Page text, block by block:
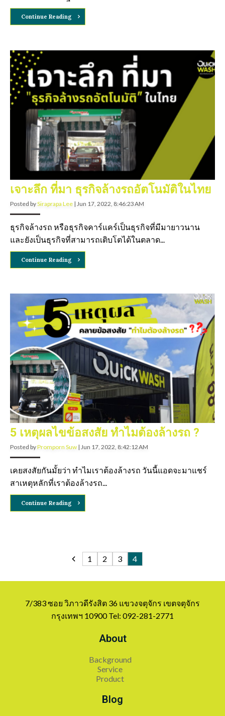
Continue Reading
เจาะลึก ที่มา ธุรกิจล้างรถอัตโนมัติในไทย
Posted bySiraprapa Lee | Jun 17, 2022, 8:46:23 AM
ธุรกิจล้างรถ หรือธุรกิจคาร์แคร์เป็นธุรกิจที่มีมายาวนาน
และยังเป็นธุรกิจที่สามารถเติบโตได้ในตลาด...
Continue Reading
5 เหตุผลไขข้อสงสัย ทำไมต้องล้างรถ ?
Posted byPromporn Suw | Jun 17, 2022, 8:42:12 AM
เคยสงสัยกันมั้ยว่า ทำไมเราต้องล้างรถ วันนี้แอดจะมาแชร์
สาเหตุหลักที่เราต้องล้างรถ...
Continue Reading
1 2 3 4
7/383 ซอย วิภาวดีรังสิต 36 แขวงจตุจักร เขตจตุจักร
กรุงเทพฯ 10900 Tel: 092-281-2771
About
Background
Service
Product
Blog